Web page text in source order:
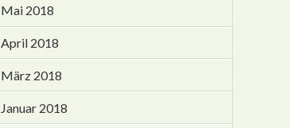
Mai 2018
April 2018
März 2018
Januar 2018